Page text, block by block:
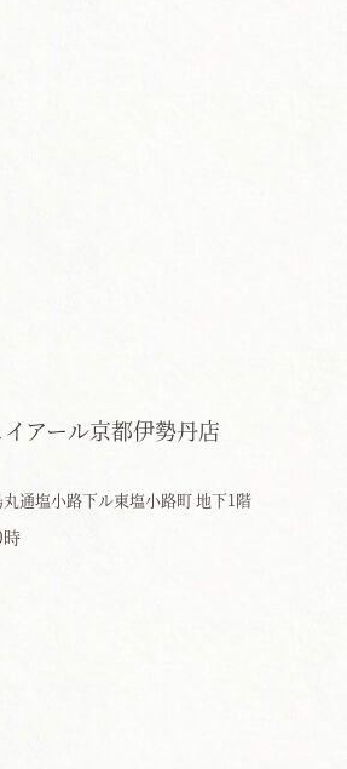
アール京都伊勢丹店
通塩小路下ル東塩小路町 地下1階